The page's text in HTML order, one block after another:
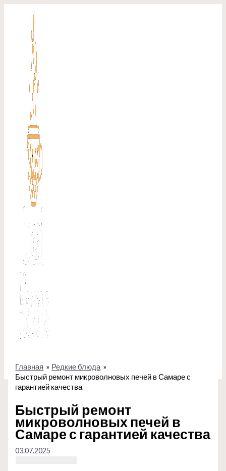
содержимому
Главная
Редкие блюда
Быстрый ремонт микроволновых печей в Самаре с
гарантией качества
Быстрый ремонт
микроволновых печей в
Самаре с гарантией качества
03.07.2025